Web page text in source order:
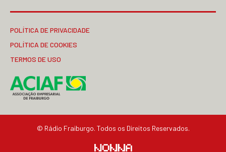
POLÍTICA DE PRIVACIDADE
POLÍTICA DE COOKIES
TERMOS DE USO
© Rádio Fraiburgo. Todos os Direitos Reservados.